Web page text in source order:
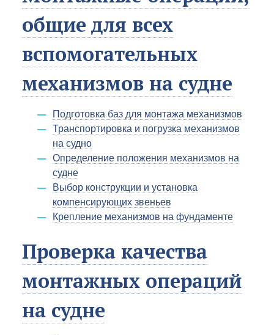
общие для всех
вспомогательных
механизмов на судне
Подготовка баз для монтажа механизмов
Транспортировка и погрузка механизмов
на судно
Определение положения механизмов на
судне
Выбор конструкции и установка
компенсирующих звеньев
Крепление механизмов на фундаменте
Проверка качества
монтажных операций
на судне